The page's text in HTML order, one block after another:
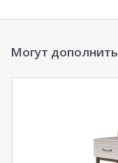
Могут дополнить